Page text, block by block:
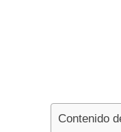
Contenido